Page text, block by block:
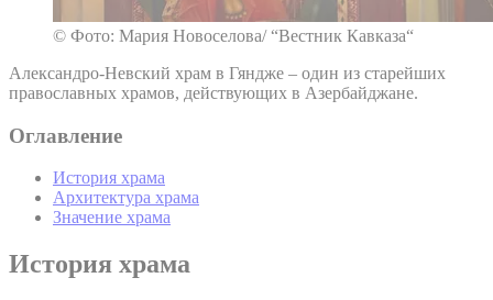
© Фото: Мария Новоселова/ “Вестник Кавказа“
Александро-Невский храм в Гяндже – один из старейших
православных храмов, действующих в Азербайджане.
Оглавление
История храма
Архитектура храма
Значение храма
История храма